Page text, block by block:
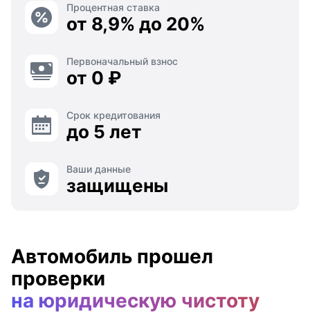
Процентная ставка
от 8,9% до 20%
Первоначальный взнос
от 0 ₽
Срок кредитования
до 5 лет
Ваши данные
защищены
Автомобиль прошел
проверки
на юридическую чистоту